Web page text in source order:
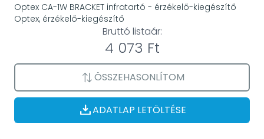
Optex CA-1W BRACKET infratartó - érzékelő-kiegészítő
Optex, érzékelő-kiegészítő
Bruttó listaár:
4 073 Ft
ÖSSZEHASONLÍTOM
ADATLAP LETÖLTÉSE